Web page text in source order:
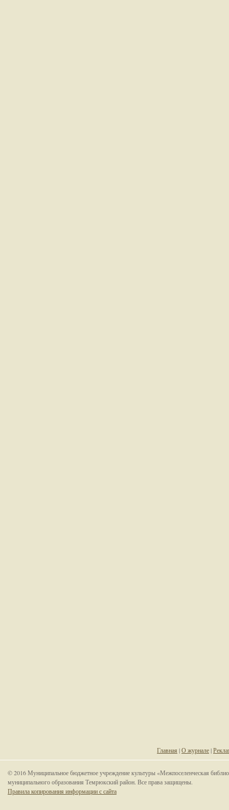
Главная |О журнале|
© 2016 Муниципальное бюджетное учреждение культуры «Межпоселенческая
муниципального образования Темрюкский район. Все права защищены.
Правила копирования информации с сайта